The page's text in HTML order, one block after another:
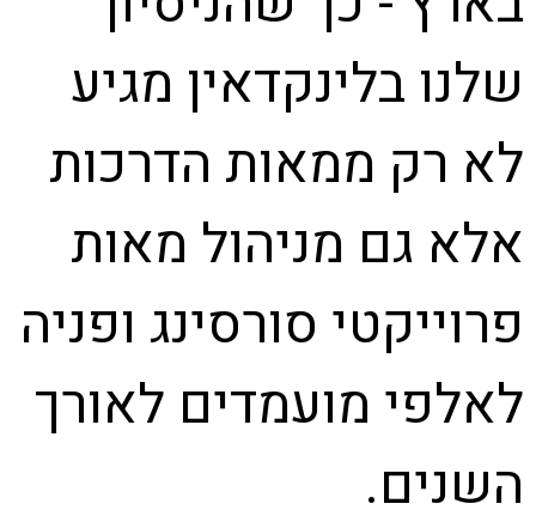
שלנו בלינקדאין מגיע
לא רק ממאות הדרכות
אלא גם מניהול מאות
פרוייקטי סורסינג ופניה
לאלפי מועמדים לאורך
השנים.